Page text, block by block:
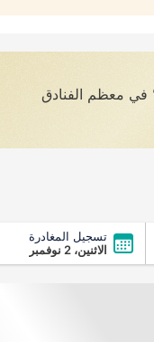
في معظم الفنادق
تسجيل المغادرة
الاثنين، 2 نوفمبر